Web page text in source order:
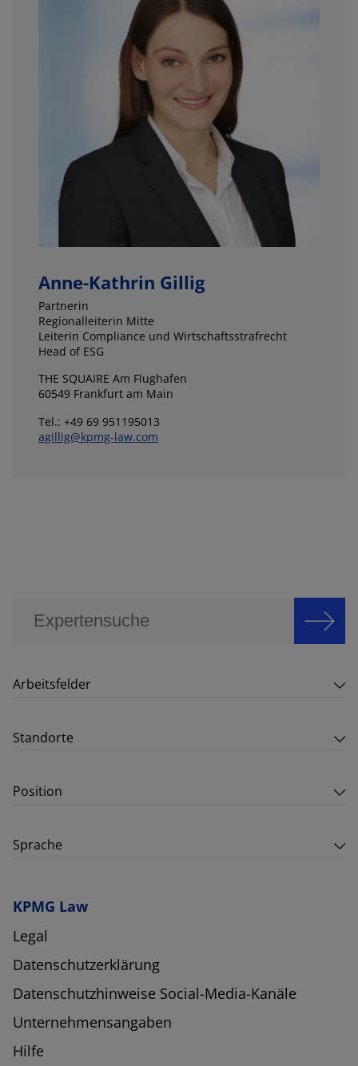
Anne-Kathrin Gillig
Partnerin
Regionalleiterin Mitte
Leiterin Compliance und Wirtschaftsstrafrecht
Head of ESG
THE SQUAIRE Am Flughafen
60549 Frankfurt am Main
Tel.: +49 69 951195013
agillig@kpmg-law.com
Arbeitsfelder
Standorte
Position
Sprache
KPMG Law
Legal
Datenschutzerklärung
Datenschutzhinweise Social-Media-Kanäle
Unternehmensangaben
Hilfe